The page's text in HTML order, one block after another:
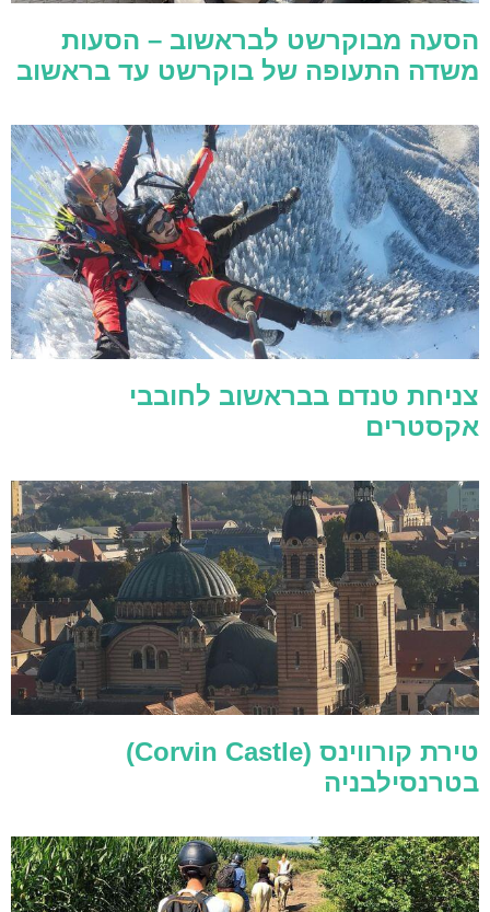
הסעה מבוקרשט לבראשוב – הסעות
משדה התעופה של בוקרשט עד בראשוב
צניחת טנדם בבראשוב לחובבי
אקסטרים
טירת קורווינס (Corvin Castle)
בטרנסילבניה